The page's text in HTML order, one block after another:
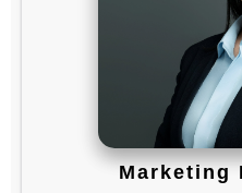
Marketing